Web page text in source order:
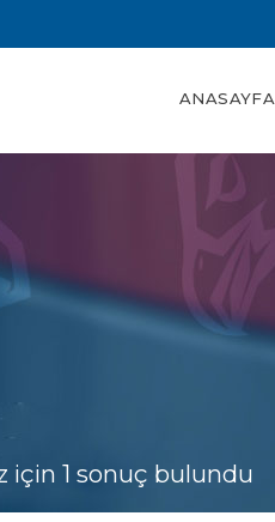
ANASAYFA
için 1 sonuç bulundu